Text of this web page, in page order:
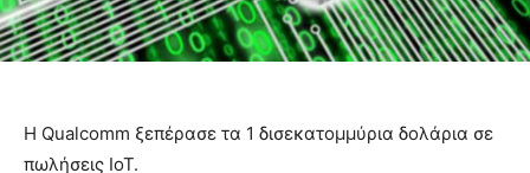
Η Qualcomm ξεπέρασε τα 1 δισεκατομμύρια δολάρια σε
πωλήσεις IoT.